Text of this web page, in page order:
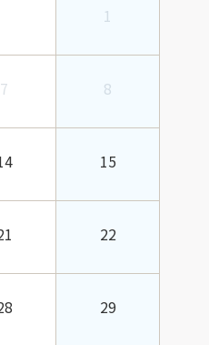
1
7 8
15
22
29